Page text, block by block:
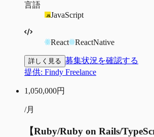
言語
JavaScript
React ReactNative
詳しく見る 募集状況を確認する
提供: Findy Freelance
1,050,000円
/月
【Ruby/Ruby on Rails/